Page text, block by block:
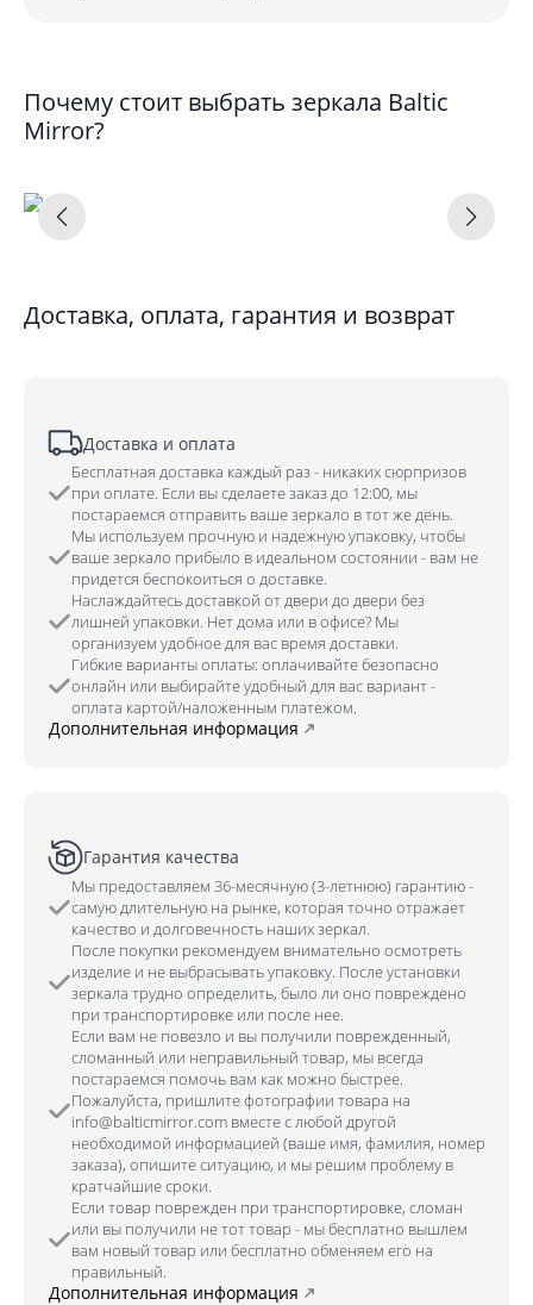
Почему стоит выбрать зеркала Baltic
Mirror?
Доставка, оплата, гарантия и возврат
Доставка и оплата
Бесплатная доставка каждый раз - никаких сюрпризов
при оплате. Если вы сделаете заказ до 12:00, мы
постараемся отправить ваше зеркало в тот же день.
Мы используем прочную и надежную упаковку, чтобы
ваше зеркало прибыло в идеальном состоянии - вам не
придется беспокоиться о доставке.
Наслаждайтесь доставкой от двери до двери без
лишней упаковки. Нет дома или в офисе? Мы
организуем удобное для вас время доставки.
Гибкие варианты оплаты: оплачивайте безопасно
онлайн или выбирайте удобный для вас вариант -
оплата картой/наложенным платежом.
Дополнительная информация
Гарантия качества
Мы предоставляем 36-месячную (3-летнюю) гарантию -
самую длительную на рынке, которая точно отражает
качество и долговечность наших зеркал.
После покупки рекомендуем внимательно осмотреть
изделие и не выбрасывать упаковку. После установки
зеркала трудно определить, было ли оно повреждено
при транспортировке или после нее.
Если вам не повезло и вы получили поврежденный,
сломанный или неправильный товар, мы всегда
постараемся помочь вам как можно быстрее.
Пожалуйста, пришлите фотографии товара на
info@balticmirror.com вместе с любой другой
необходимой информацией (ваше имя, фамилия, номер
заказа), опишите ситуацию, и мы решим проблему в
кратчайшие сроки.
Если товар поврежден при транспортировке, сломан
или вы получили не тот товар - мы бесплатно вышлем
вам новый товар или бесплатно обменяем его на
правильный.
Дополнительная информация